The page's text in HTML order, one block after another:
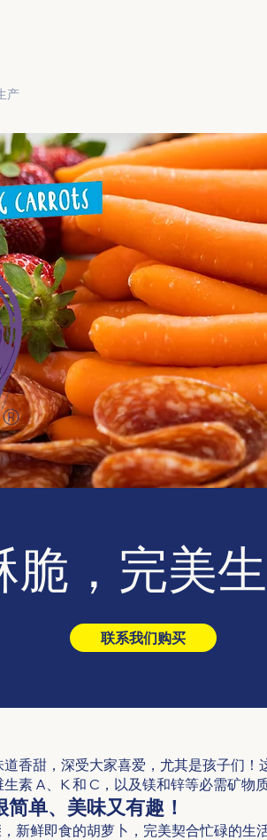
产
脆，完美
联系我们购买
香甜，深受大家喜爱，尤其是孩子们！
素 A、K 和 C，以及镁和锌等必需矿物
单、美味又有趣！
新鲜即食的胡萝卜，完美契合忙碌的